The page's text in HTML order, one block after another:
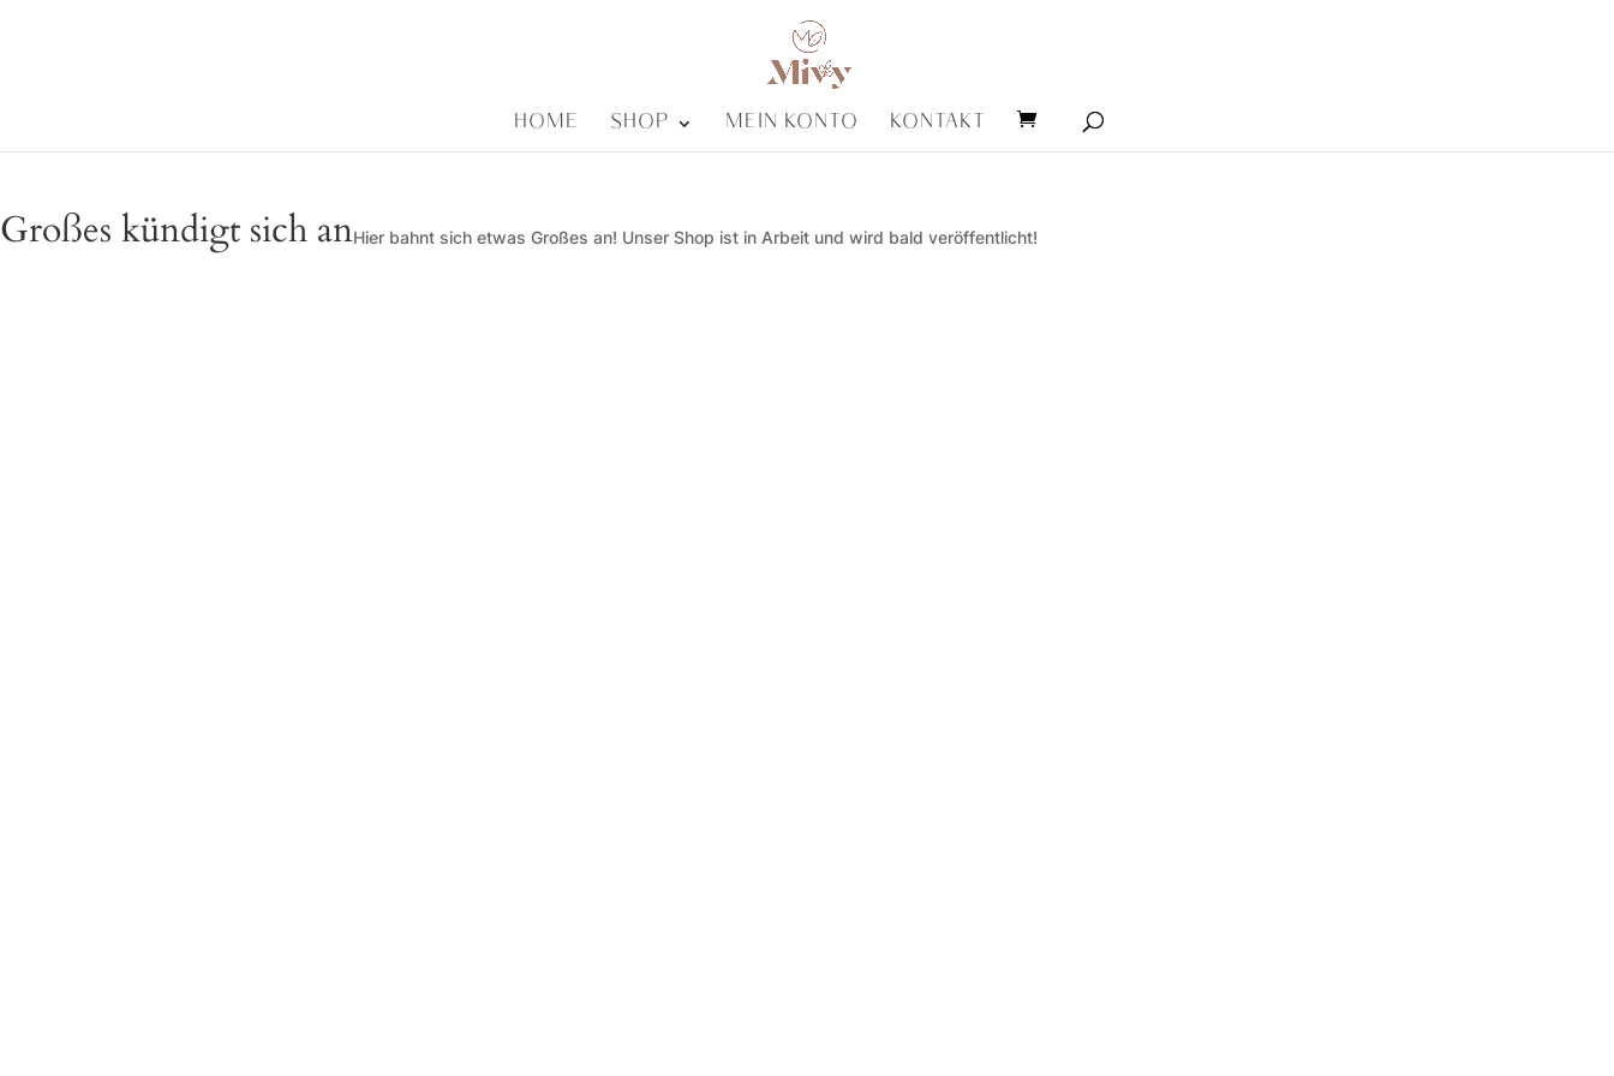
HOME SHOP MEIN KONTO KONTAKT
Großes kündigt sich anHier bahnt sich etwas Großes an! Unser Shop ist in Arbeit und wird bald veröffentlicht!